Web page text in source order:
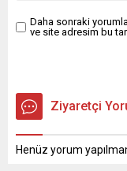
Daha sonraki
ve site adresim bu
Ziyaretçi
Henüz yorum